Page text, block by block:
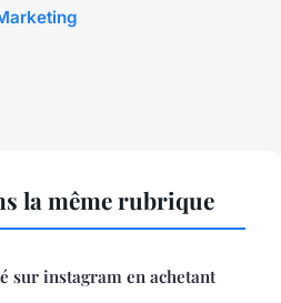
la même rubrique
sur instagram en achetant